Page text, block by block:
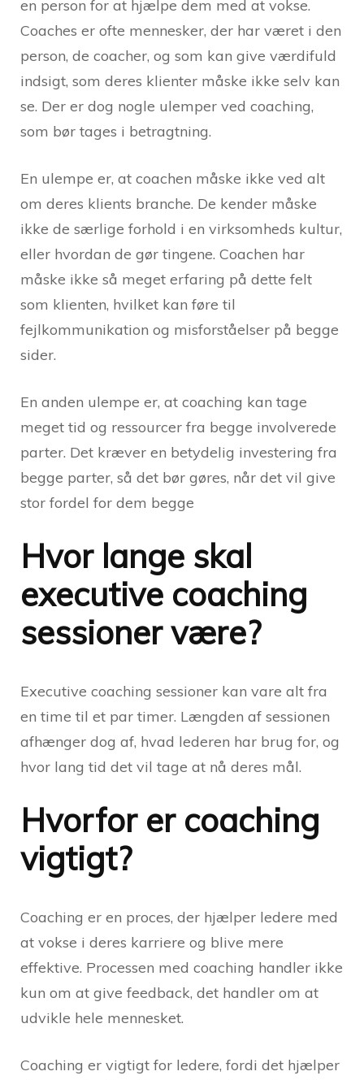
en person for at hjælpe dem med at vokse.
Coaches er ofte mennesker, der har været i den
person, de coacher, og som kan give værdifuld
indsigt, som deres klienter måske ikke selv kan
se. Der er dog nogle ulemper ved coaching,
som bør tages i betragtning.
En ulempe er, at coachen måske ikke ved alt
om deres klients branche. De kender måske
ikke de særlige forhold i en virksomheds kultur,
eller hvordan de gør tingene. Coachen har
måske ikke så meget erfaring på dette felt
som klienten, hvilket kan føre til
fejlkommunikation og misforståelser på begge
sider.
En anden ulempe er, at coaching kan tage
meget tid og ressourcer fra begge involverede
parter. Det kræver en betydelig investering fra
begge parter, så det bør gøres, når det vil give
stor fordel for dem begge
Hvor lange skal
executive coaching
sessioner være?
Executive coaching sessioner kan vare alt fra
en time til et par timer. Længden af sessionen
afhænger dog af, hvad lederen har brug for, og
hvor lang tid det vil tage at nå deres mål.
Hvorfor er coaching
vigtigt?
Coaching er en proces, der hjælper ledere med
at vokse i deres karriere og blive mere
effektive. Processen med coaching handler ikke
kun om at give feedback, det handler om at
udvikle hele mennesket.
Coaching er vigtigt for ledere, fordi det hjælper